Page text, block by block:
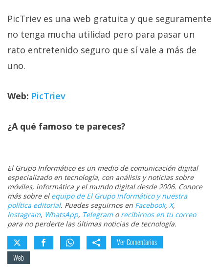
noticias sobre
móviles,
ordenadores,
apps,
informática,
trucos y
tutoriales.
Informático
reservados.
PicTriev es una web gratuita y que seguramente
no tenga mucha utilidad pero para pasar un
rato entretenido seguro que sí vale a más de
uno.
Web: PicTriev
¿A qué famoso te pareces?
El Grupo Informático es un medio de comunicación digital
especializado en tecnología, con análisis y noticias sobre
móviles, informática y el mundo digital desde 2006. Conoce
más sobre el equipo de El Grupo Informático y nuestra
política editorial. Puedes seguirnos en Facebook, X,
Instagram, WhatsApp, Telegramo recibirnos en tu correo
para no perderte las últimas noticias de tecnología.
Ver Comentarios
Web